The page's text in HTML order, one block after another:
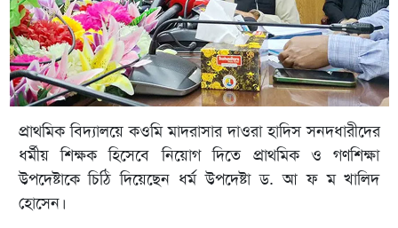
প্রাথমিক বিদ্যালয়ে কওমি মাদরাসার দাওরা হাদিস সনদধারীদের
ধর্মীয় শিক্ষক হিসেবে নিয়োগ দিতে প্রাথমিক ও গণশিক্ষা
উপদেষ্টাকে চিঠি দিয়েছেন ধর্ম উপদেষ্টা ড. আ ফ ম খালিদ
হোসেন।